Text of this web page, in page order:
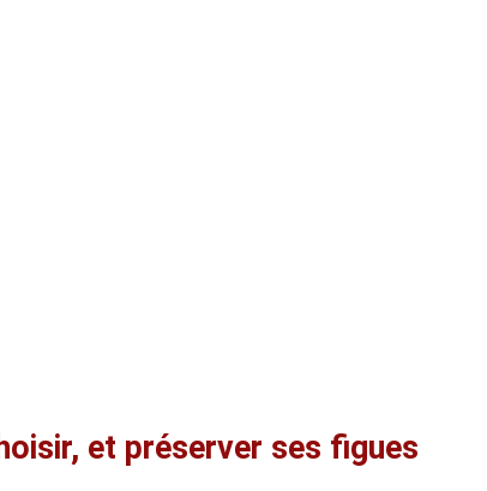
et préserver ses figues